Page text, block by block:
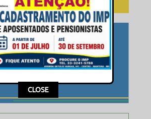
This popup will close in:
CLOSE